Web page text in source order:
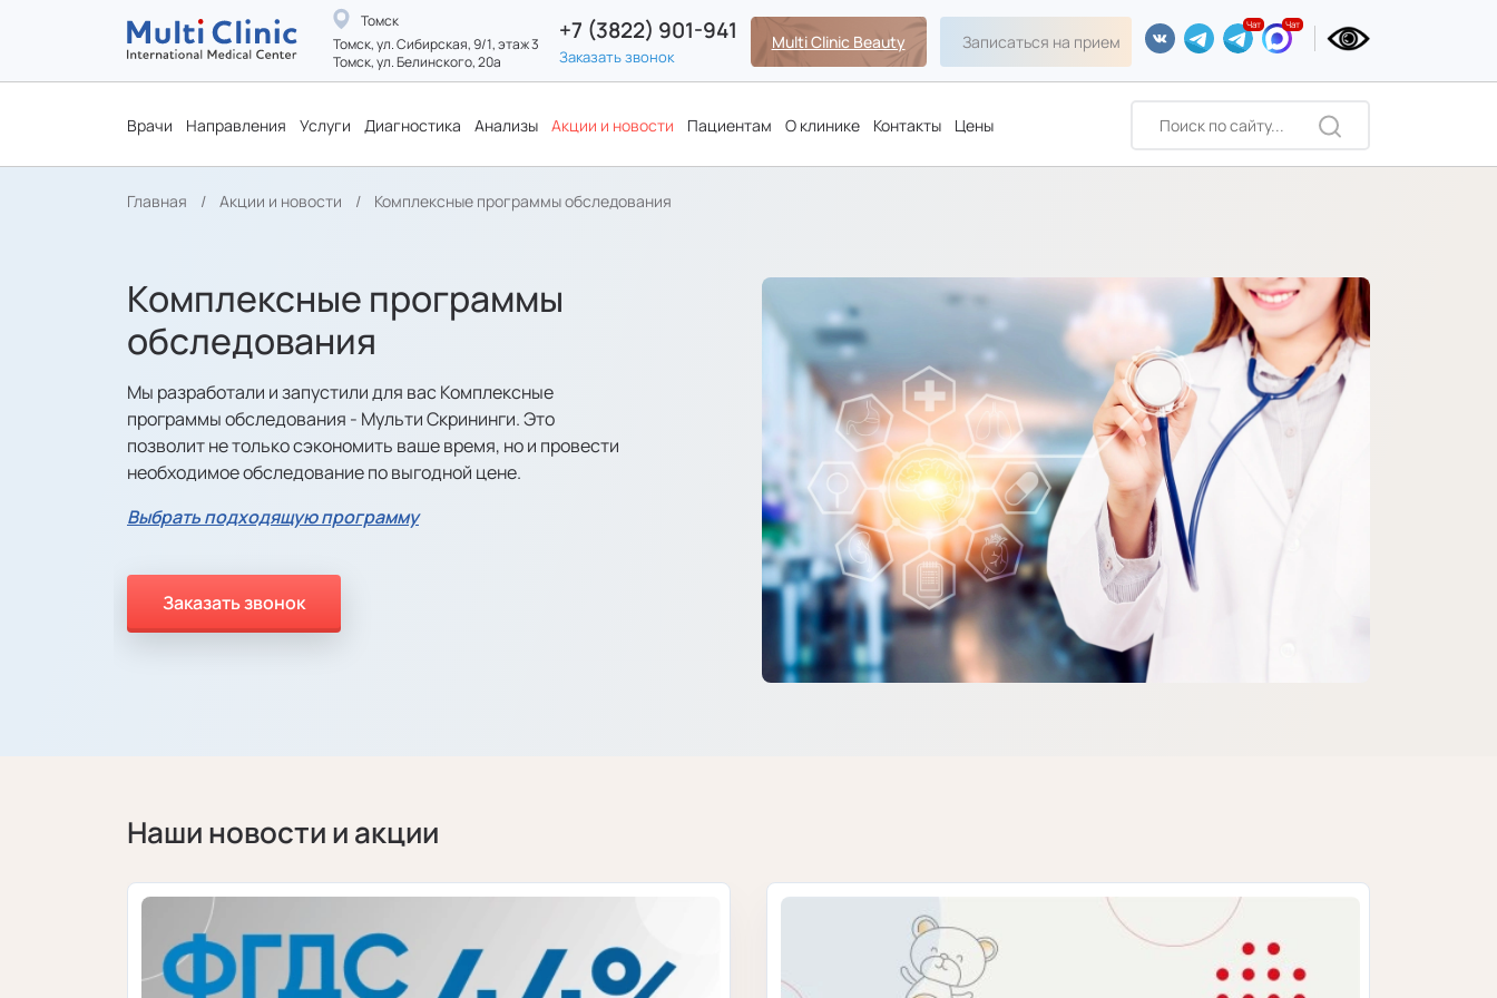
Томск
Томск, ул. Сибирская, 9/1, этаж 3
Томск, ул. Белинского, 20а
+7 (3822) 901-941
Заказать звонок
Multi Clinic Beauty Записаться на прием
Врачи Направления Услуги Диагностика Анализы Акции и новости Пациентам О клинике Контакты Цены
Главная Акции и новости Комплексные программы обследования
Комплексные программы
обследования
Мы разработали и запустили для вас Комплексные
программы обследования - Мульти Скрининги. Это
позволит не только сэкономить ваше время, но и провести
необходимое обследование по выгодной цене.
Выбрать подходящую программу
Заказать звонок
Наши новости и акции